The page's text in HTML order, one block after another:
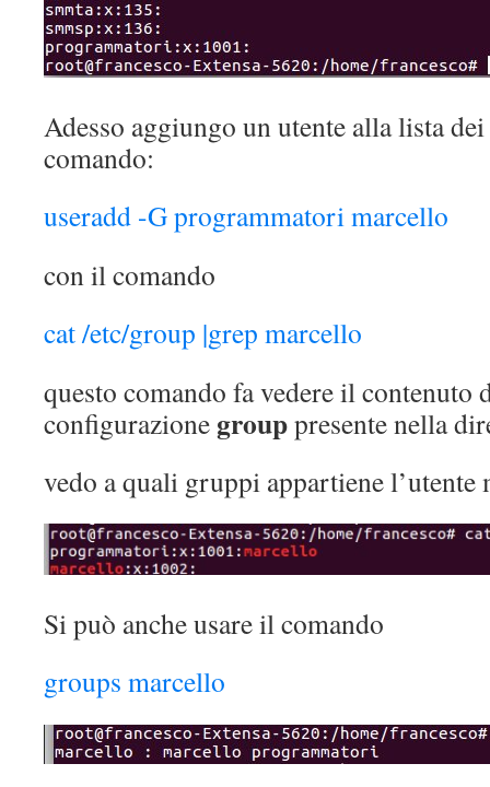
Adesso aggiungo un utente alla lista
comando:
useradd -G programmatori marcello
con il comando
cat /etc/group |grep marcello
questo comando fa vedere il contenuto
configurazione grouppresente nella
vedo a quali gruppi appartiene l’utente
Si può anche usare il comando
groups marcello